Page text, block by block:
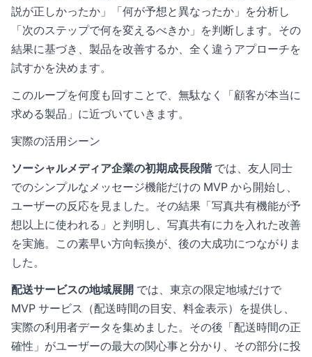
説が正しかったか」「何が予想と異なったか」を分析し
「次のステップで何を変えるべきか」を判断します。その
結果に基づき、製品を改善するか、全く違うアプローチを
試すかを決めます。
このループを何度も回すことで、無駄なく「顧客が本当に
求める製品」に近づいていきます。
実際の活用シーン
ソーシャルメディア企業の初期成長段階では、友人同士
でのシンプルなメッセージ機能だけの MVP から開始し、
ユーザーの反応を見ました。その結果「写真共有機能が予
想以上に使われる」と判明し、写真共有に力を入れた改善
を実施。この素早い方向転換が、後の大成功につながりま
した。
配送サービスの地域展開 では、東京の限定地域だけで
MVP サービス（配送時間の目安、料金表示）を提供し、
実際の利用者データを集めました。その後「配送時間の正
確性」がユーザーの最大の関心事と分かり、その部分に投